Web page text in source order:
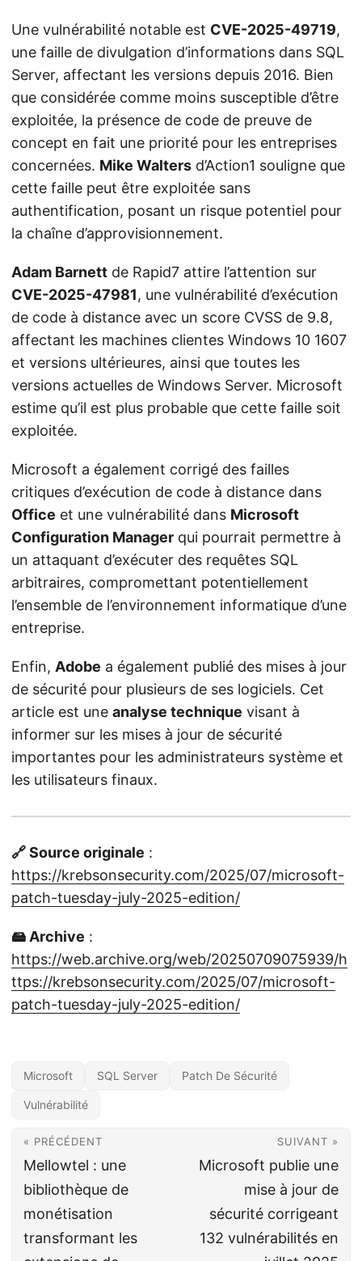
Une vulnérabilité notable est CVE-2025-49719,
une faille de divulgation d’informations dans SQL
Server, affectant les versions depuis 2016. Bien
que considérée comme moins susceptible d’être
exploitée, la présence de code de preuve de
concept en fait une priorité pour les entreprises
concernées. Mike Walters d’Action1 souligne que
cette faille peut être exploitée sans
authentification, posant un risque potentiel pour
la chaîne d’approvisionnement.
Adam Barnett de Rapid7 attire l’attention sur
CVE-2025-47981, une vulnérabilité d’exécution
de code à distance avec un score CVSS de 9.8,
affectant les machines clientes Windows 10 1607
et versions ultérieures, ainsi que toutes les
versions actuelles de Windows Server. Microsoft
estime qu’il est plus probable que cette faille soit
exploitée.
Microsoft a également corrigé des failles
critiques d’exécution de code à distance dans
Office et une vulnérabilité dans Microsoft
Configuration Manager qui pourrait permettre à
un attaquant d’exécuter des requêtes SQL
arbitraires, compromettant potentiellement
l’ensemble de l’environnement informatique d’une
entreprise.
Enfin, Adobe a également publié des mises à jour
de sécurité pour plusieurs de ses logiciels. Cet
article est une analyse technique visant à
informer sur les mises à jour de sécurité
importantes pour les administrateurs système et
les utilisateurs finaux.
🔗 Source originale :
https://krebsonsecurity.com/2025/07/microsoft-
patch-tuesday-july-2025-edition/
🖴 Archive :
https://web.archive.org/web/20250709075939/h
ttps://krebsonsecurity.com/2025/07/microsoft-
patch-tuesday-july-2025-edition/
Microsoft SQL Server Patch De Sécurité
Vulnérabilité
« PRÉCÉDENT
Mellowtel : une
bibliothèque de
monétisation
transformant les
SUIVANT »
Microsoft publie une
mise à jour de
sécurité corrigeant
132 vulnérabilités en